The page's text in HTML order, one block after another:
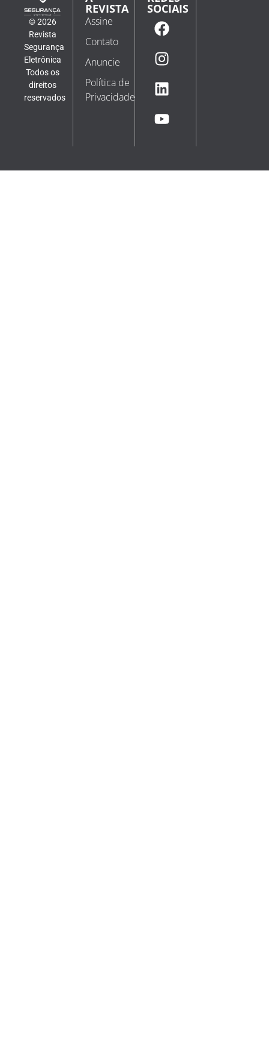
© 2026
Revista
Segurança
Eletrônica
Todos os
direitos
reservados
REVISTA
Assine
Contato
Anuncie
Política de
Privacidade
SOCIAIS